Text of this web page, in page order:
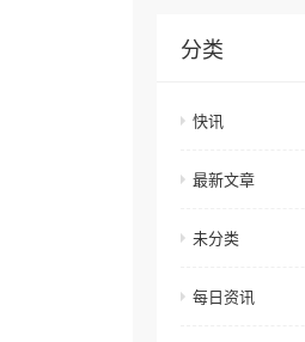
分类
快讯
最新文章
未分类
每日资讯